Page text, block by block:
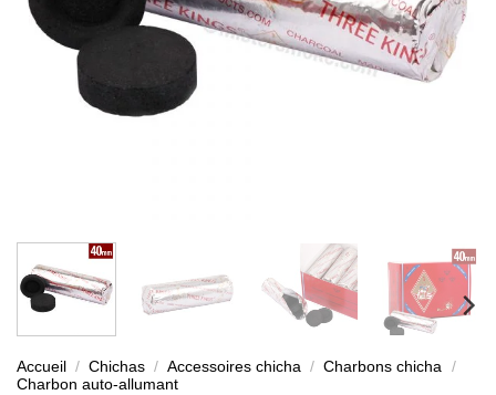
Accueil / Chichas / Accessoires chicha / Charbons chicha /
Charbon auto-allumant